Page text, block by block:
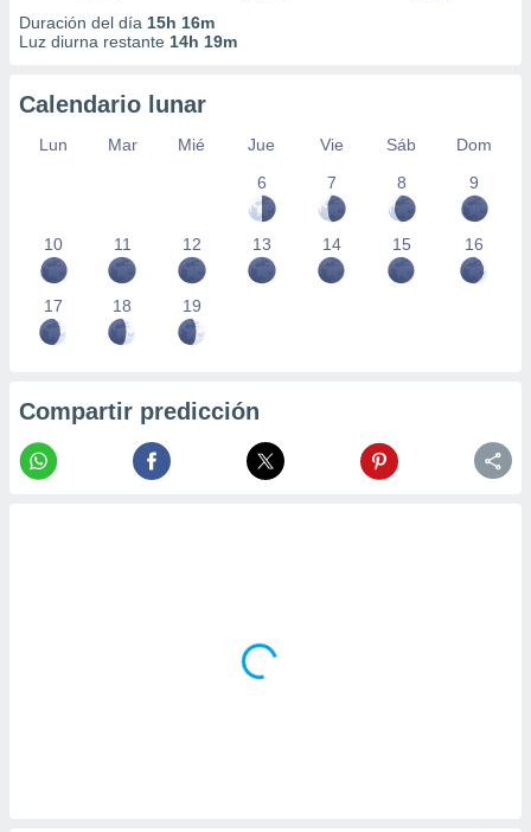
Duración del día 15h 16m
Luz diurna restante 14h 19m
Calendario lunar
Lun Mar Mié Jue Vie Sáb
Dom
6
7 8 9
10 11 12 13 14 15 16
17 18 19
Compartir predicción